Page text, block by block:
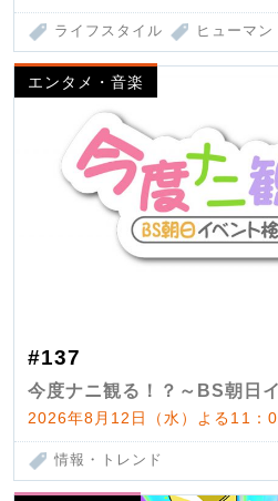
ライフスタイル ヒューマン
エンタメ・音楽
#137
今度ナニ観る！？～BS朝日
2026年8月12日（水）よる11：
情報・トレンド